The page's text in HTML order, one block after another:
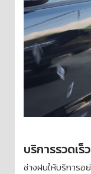
บริการรวดเ
ช่างฝนให้บริการอ